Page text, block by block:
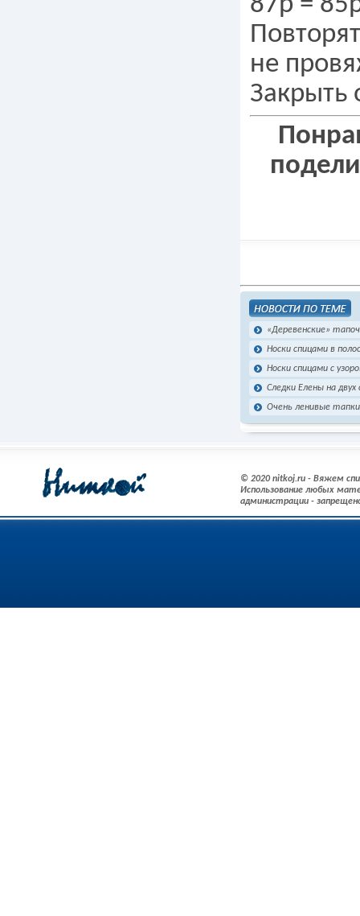
не
Закрыть
«Деревенские»
Носки спицами в
Носки спицами с
Следки Елены на двух
Очень ленивые тапки
© 2020 nitkoj.ru - Вяжем
Использование любых
администрации -